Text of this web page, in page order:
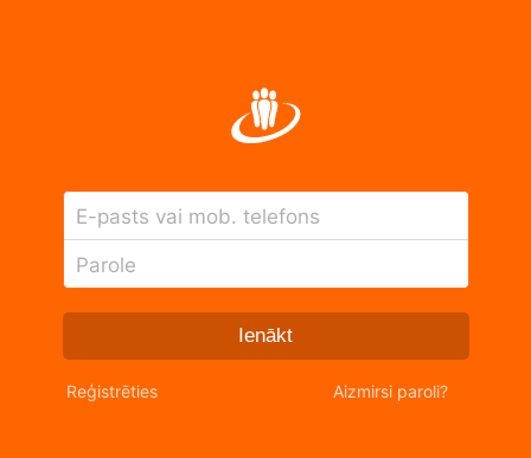
E-pasts vai mob. telefons
Parole
Ienākt
Reģistrēties Aizmirsi paroli?